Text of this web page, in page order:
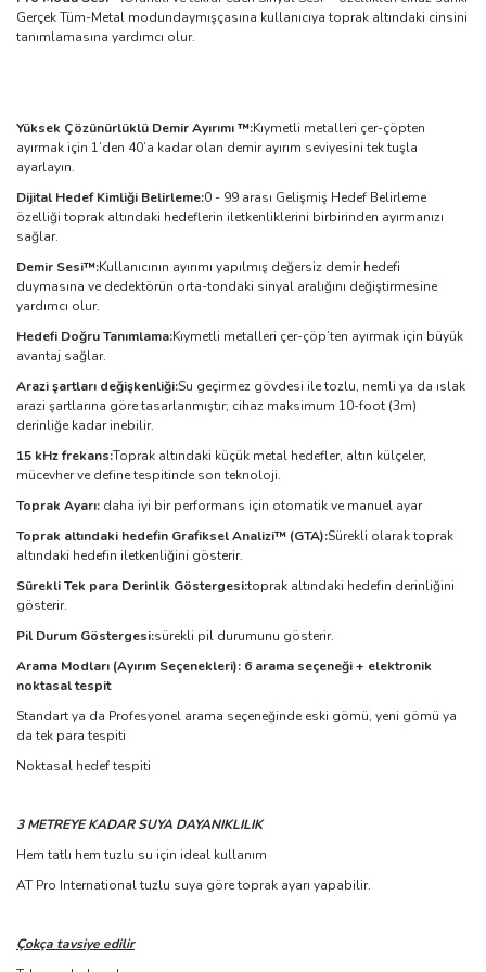
Gerçek Tüm-Metal modundaymışçasına kullanıcıya toprak altındaki cinsini
tanımlamasına yardımcı olur.
Yüksek Çözünürlüklü Demir Ayırımı ™:Kıymetli metalleri çer-çöpten
ayırmak için 1’den 40’a kadar olan demir ayırım seviyesini tek tuşla
ayarlayın.
Dijital Hedef Kimliği Belirleme:0 - 99 arası Gelişmiş Hedef Belirleme
özelliği toprak altındaki hedeflerin iletkenliklerini birbirinden ayırmanızı
sağlar.
Demir Sesi™:Kullanıcının ayırımı yapılmış değersiz demir hedefi
duymasına ve dedektörün orta-tondaki sinyal aralığını değiştirmesine
yardımcı olur.
Hedefi Doğru Tanımlama:Kıymetli metalleri çer-çöp’ten ayırmak için büyük
avantaj sağlar.
Arazi şartları değişkenliği:Su geçirmez gövdesi ile tozlu, nemli ya da ıslak
arazi şartlarına göre tasarlanmıştır; cihaz maksimum 10-foot (3m)
derinliğe kadar inebilir.
15 kHz frekans:Toprak altındaki küçük metal hedefler, altın külçeler,
mücevher ve define tespitinde son teknoloji.
Toprak Ayarı: daha iyi bir performans için otomatik ve manuel ayar
Toprak altındaki hedefin Grafiksel Analizi™ (GTA):Sürekli olarak toprak
altındaki hedefin iletkenliğini gösterir.
Sürekli Tek para Derinlik Göstergesi:toprak altındaki hedefin derinliğini
gösterir.
Pil Durum Göstergesi:sürekli pil durumunu gösterir.
Arama Modları (Ayırım Seçenekleri): 6 arama seçeneği + elektronik
noktasal tespit
Standart ya da Profesyonel arama seçeneğinde eski gömü, yeni gömü ya
da tek para tespiti
Noktasal hedef tespiti
3 METREYE KADAR SUYA DAYANIKLILIK
Hem tatlı hem tuzlu su için ideal kullanım
AT Pro International tuzlu suya göre toprak ayarı yapabilir.
Çokça tavsiye edilir